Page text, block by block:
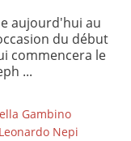
aujourd'hui au
du début
commencera le
...
Gambino
Nepi